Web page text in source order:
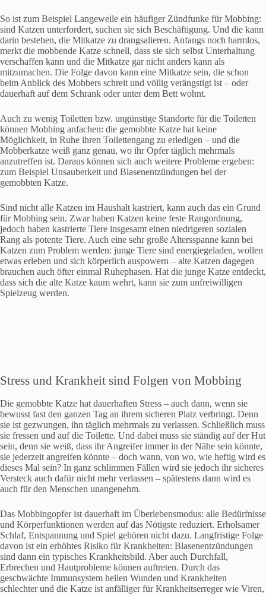
So ist zum Beispiel Langeweile ein häufiger Zündfunke für Mobbing:
sind Katzen unterfordert, suchen sie sich Beschäftigung. Und die kann
darin bestehen, die Mitkatze zu drangsalieren. Anfangs noch harmlos,
merkt die mobbende Katze schnell, dass sie sich selbst Unterhaltung
verschaffen kann und die Mitkatze gar nicht anders kann als
mitzumachen. Die Folge davon kann eine Mitkatze sein, die schon
beim Anblick des Mobbers schreit und völlig verängstigt ist – oder
dauerhaft auf dem Schrank oder unter dem Bett wohnt.
Auch zu wenig Toiletten bzw. ungünstige Standorte für die Toiletten
können Mobbing anfachen: die gemobbte Katze hat keine
Möglichkeit, in Ruhe ihren Toilettengang zu erledigen – und die
Mobberkatze weiß ganz genau, wo ihr Opfer täglich mehrmals
anzutreffen ist. Daraus können sich auch weitere Probleme ergeben:
zum Beispiel Unsauberkeit und Blasenentzündungen bei der
gemobbten Katze.
Sind nicht alle Katzen im Haushalt kastriert, kann auch das ein Grund
für Mobbing sein. Zwar haben Katzen keine feste Rangordnung,
jedoch haben kastrierte Tiere insgesamt einen niedrigeren sozialen
Rang als potente Tiere. Auch eine sehr große Altersspanne kann bei
Katzen zum Problem werden: junge Tiere sind energiegeladen, wollen
etwas erleben und sich körperlich auspowern – alte Katzen dagegen
brauchen auch öfter einmal Ruhephasen. Hat die junge Katze entdeckt,
dass sich die alte Katze kaum wehrt, kann sie zum unfreiwilligen
Spielzeug werden.
Stress und Krankheit sind Folgen von Mobbing
Die gemobbte Katze hat dauerhaften Stress – auch dann, wenn sie
bewusst fast den ganzen Tag an ihrem sicheren Platz verbringt. Denn
sie ist gezwungen, ihn täglich mehrmals zu verlassen. Schließlich muss
sie fressen und auf die Toilette. Und dabei muss sie ständig auf der Hut
sein, denn sie weiß, dass ihr Angreifer immer in der Nähe sein könnte,
sie jederzeit angreifen könnte – doch wann, von wo, wie heftig wird es
dieses Mal sein? In ganz schlimmen Fällen wird sie jedoch ihr sicheres
Versteck auch dafür nicht mehr verlassen – spätestens dann wird es
auch für den Menschen unangenehm.
Das Mobbingopfer ist dauerhaft im Überlebensmodus: alle Bedürfnisse
und Körperfunktionen werden auf das Nötigste reduziert. Erholsamer
Schlaf, Entspannung und Spiel gehören nicht dazu. Langfristige Folge
davon ist ein erhöhtes Risiko für Krankheiten: Blasenentzündungen
sind dann ein typisches Krankheitsbild. Aber auch Durchfall,
Erbrechen und Hautprobleme können auftreten. Durch das
geschwächte Immunsystem heilen Wunden und Krankheiten
schlechter und die Katze ist anfälliger für Krankheitserreger wie Viren,